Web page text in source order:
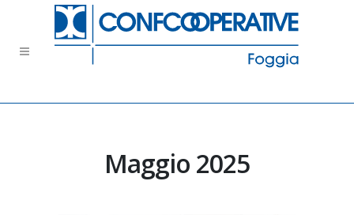
Maggio 2025